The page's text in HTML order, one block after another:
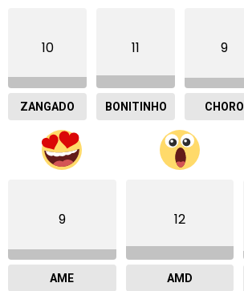
10
ZANGADO
11
BONITINHO
9
CHORO
9
AME
12
AMD